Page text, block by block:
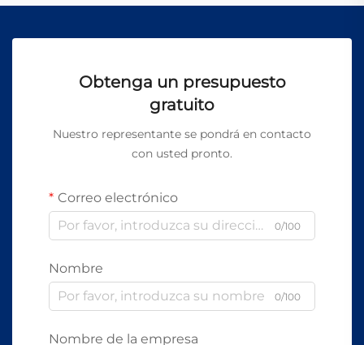
Obtenga un presupuesto
gratuito
Nuestro representante se pondrá en contacto
con usted pronto.
Correo electrónico
0/100
Nombre
0/100
Nombre de la empresa